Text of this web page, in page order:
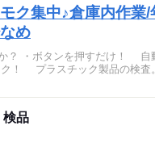
ク集中♪倉庫内作業/
め
品の製
検品